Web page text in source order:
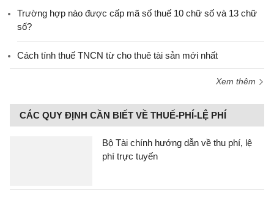
Trường hợp nào được cấp mã số thuế 10 chữ số và 13 chữ
số?
Cách tính thuế TNCN từ cho thuê tài sản mới nhất
Xem thêm
CÁC QUY ĐỊNH CẦN BIẾT VỀ THUẾ-PHÍ-LỆ PHÍ
Bộ Tài chính hướng dẫn về thu phí, lệ
phí trực tuyến